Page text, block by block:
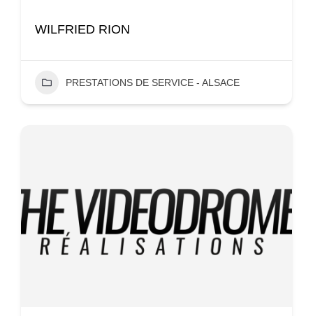
WILFRIED RION
PRESTATIONS DE SERVICE - ALSACE